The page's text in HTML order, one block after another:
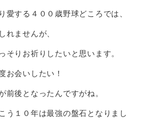
愛する４００歳野球どころでは、
れませんが、
そりお祈りしたいと思います。
お会いしたい！
前後となったんですがね。
う１０年は最強の盤石となりまし